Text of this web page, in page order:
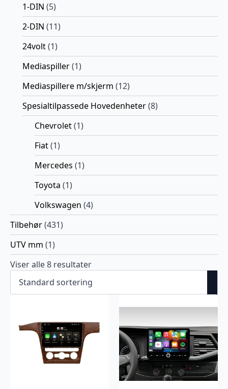
1-DIN (5)
2-DIN (11)
24volt(1)
Mediaspiller(1)
Mediaspillere m/skjerm (12)
Spesialtilpassede Hovedenheter(8)
Chevrolet(1)
Fiat(1)
Mercedes (1)
Toyota (1)
Volkswagen (4)
Tilbehør(431)
UTV mm (1)
Viser alle 8 resultater